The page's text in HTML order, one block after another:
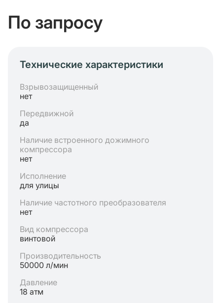
По запросу
Технические характеристики
Взрывозащищенный
нет
Передвижной
да
Наличие встроенного дожимного
компрессора
нет
Исполнение
для улицы
Наличие частотного преобразователя
нет
Вид компрессора
винтовой
Производительность
50000 л/мин
Давление
18 атм